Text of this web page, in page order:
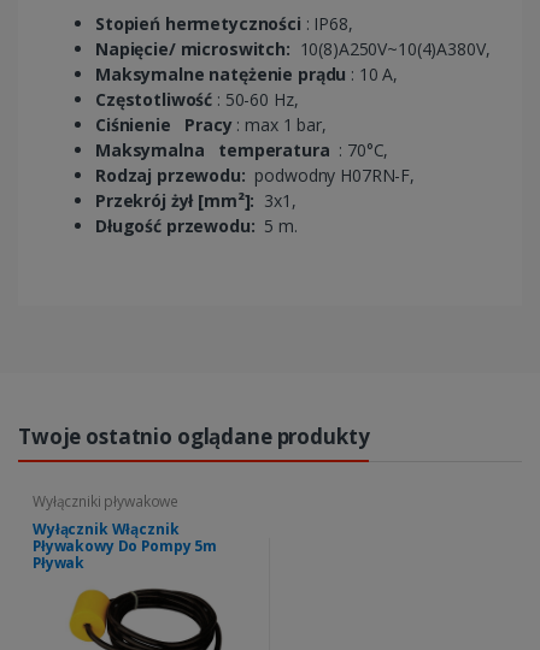
Stopień hermetyczności : IP68,
Napięcie/ microswitch: 10(8)A250V~10(4)A380V,
Maksymalne natężenie prądu : 10 A,
Częstotliwość : 50-60 Hz,
Ciśnienie
Pracy : max 1 bar,
Maksymalna
temperatura : 70°C,
Rodzaj przewodu: podwodny H07RN-F,
Przekrój żył [mm²]: 3x1,
Długość przewodu: 5 m.
Twoje ostatnio oglądane produkty
Wyłączniki pływakowe
Wyłącznik Włącznik
Pływakowy Do Pompy 5m
Pływak